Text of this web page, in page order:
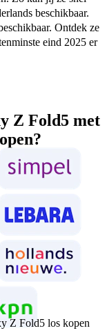
beschikbaar.
Ontdek ze
eind 2025 er
Z Fold5 met
Z Fold5 los kopen